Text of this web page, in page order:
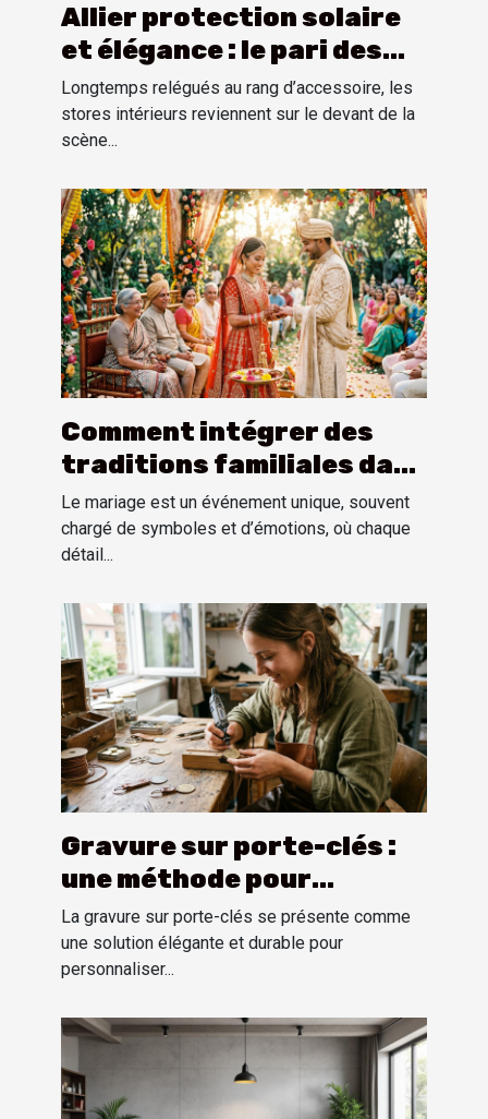
Allier protection solaire
et élégance : le pari des
stores intérieurs
Longtemps relégués au rang d’accessoire, les
stores intérieurs reviennent sur le devant de la
scène...
Comment intégrer des
traditions familiales dans
une cérémonie de mariage
?
Le mariage est un événement unique, souvent
chargé de symboles et d’émotions, où chaque
détail...
Gravure sur porte-clés :
une méthode pour
personnaliser
La gravure sur porte-clés se présente comme
une solution élégante et durable pour
personnaliser...